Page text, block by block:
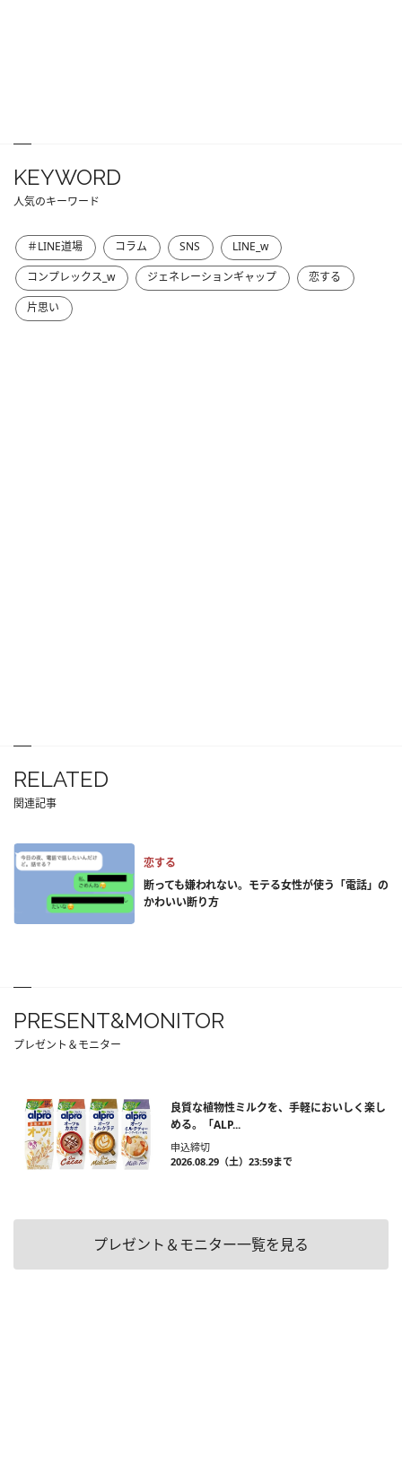
KEYWORD
人気のキーワード
＃LINE道場 コラム SNS
LINE_w
コンプレックス_w
ジェネレーションギャップ
恋する
片思い
RELATED
関連記事
恋する
断っても嫌われない。モテる女性が使う「電話」の
かわいい断り方
PRESENT&MONITOR
プレゼント＆モニター
良質な植物性ミルクを、手軽においしく楽し
める。「ALP...
申込締切
2026.08.29（土）23:59まで
プレゼント＆モニター一覧を見る